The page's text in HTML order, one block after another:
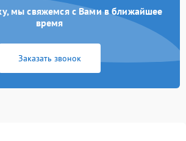
мы свяжемся с Вами в ближайшее
время
Заказать звонок